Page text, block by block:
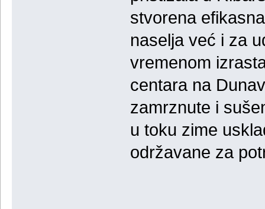
stvorena
naselja već i za
vremenom
centara na
zamrznute i
u toku zime
održavane za